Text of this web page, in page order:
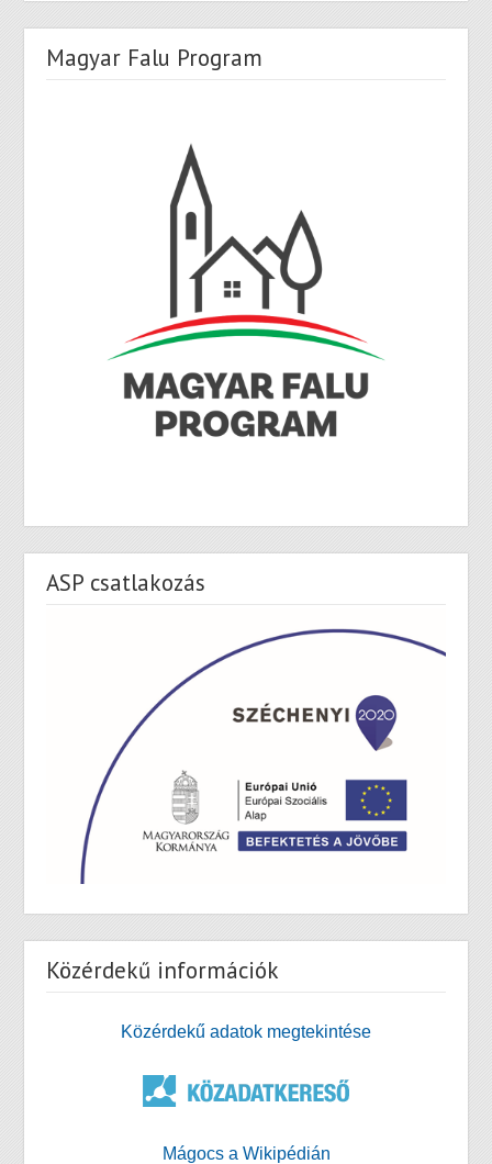
Magyar Falu Program
ASP csatlakozás
Közérdekű információk
Közérdekű adatok megtekintése
Mágocs a Wikipédián